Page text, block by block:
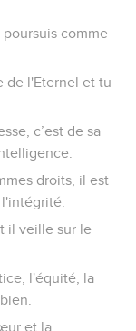
comme
de l'Eternel et tu
c’est de sa
droits, il est
il veille sur le
l'équité, la
et la